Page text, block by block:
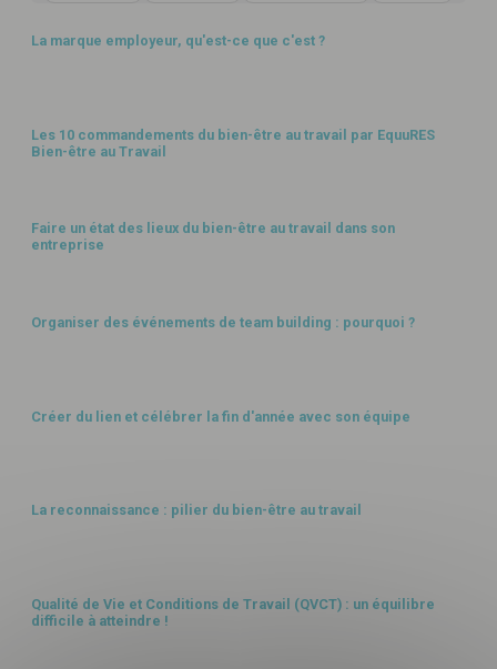
La marque employeur, qu'est-ce que c'est ?
Les 10 commandements du bien-être au travail par EquuRES
Bien-être au Travail
Faire un état des lieux du bien-être au travail dans son
entreprise
Organiser des événements de team building : pourquoi ?
Créer du lien et célébrer la fin d'année avec son équipe
La reconnaissance : pilier du bien-être au travail
Qualité de Vie et Conditions de Travail (QVCT) : un équilibre
difficile à atteindre !
Télécharger votre fichier